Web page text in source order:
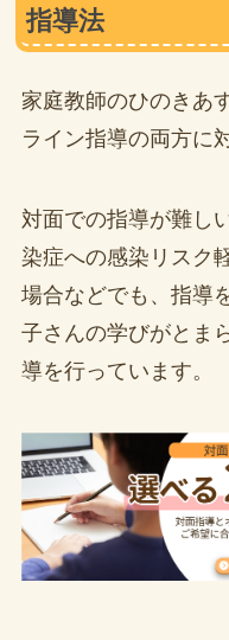
指導法
家庭教師のひのきあ
ライン指導の両方に
対面での指導が難し
染症への感染リスク
場合などでも、指導
子さんの学びがとま
導を行っています。